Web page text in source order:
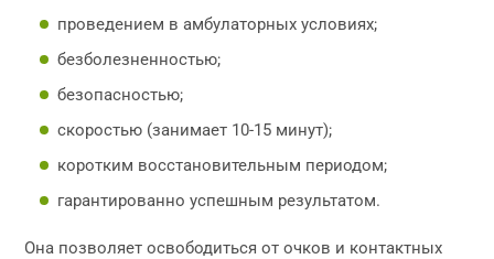
проведением в амбулаторных условиях;
безболезненностью;
безопасностью;
скоростью (занимает 10-15 минут);
коротким восстановительным периодом;
гарантированно успешным результатом.
Она позволяет освободиться от очков и контактных